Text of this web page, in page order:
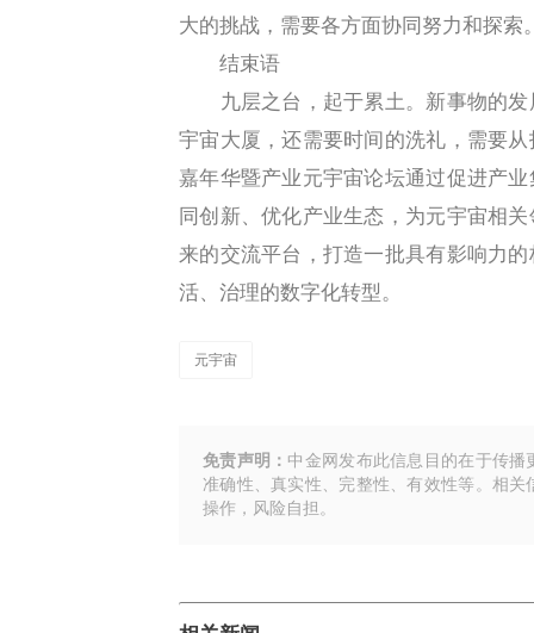
大的挑战，需要各方面协同努力和探索
结束语
九层之台，起于累土。新事物的发
宇宙大厦，还需要时间的洗礼，需要
嘉年华暨产业元宇宙论坛通过促进产
同创新、优化产业生态，为元宇宙相
来的交流平台，打造一批具有影响力
活、治理的数字化转型。
元宇宙
免责声明： 中金网发布此信息目的在于传
准确性、真实性、完整性、有效性等。相
操作，风险自担。